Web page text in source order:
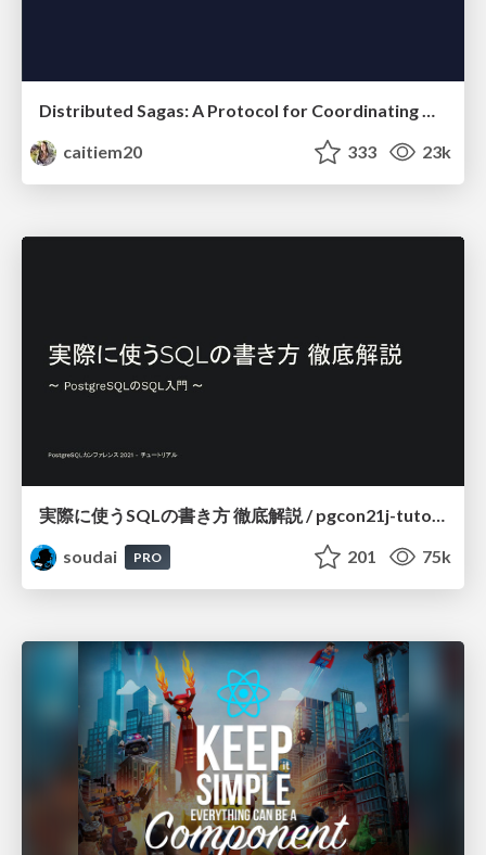
Distributed Sagas: A Protocol for Coordinating Microservices
caitiem20
333 23k
soudai
PRO 201 75k